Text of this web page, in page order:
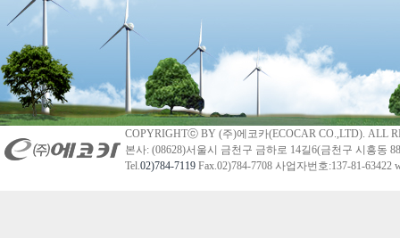
COPYRIGHTⓒ BY (주)에코카(ECOCAR CO.,LTD). ALL
본사: (08628)서울시 금천구 금하로 14길6(금천구 시흥동
Tel.02)784-7119 Fax.02)784-7708 사업자번호:137-81-63422